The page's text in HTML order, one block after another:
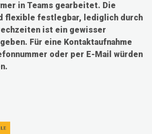
in Teams gearbeitet. Die
flexible festlegbar, lediglich durch
ist ein gewisser
Für eine Kontaktaufnahme
oder per E-Mail würden